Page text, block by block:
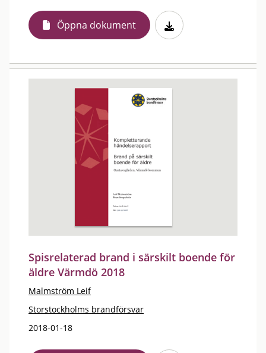
Öppna dokument
Spisrelaterad brand i särskilt boende för
äldre Värmdö 2018
Malmström Leif
Storstockholms brandförsvar
2018-01-18